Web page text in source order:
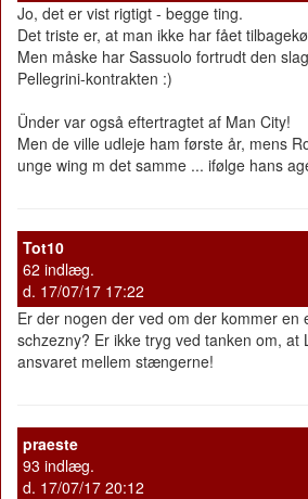
Jo, det er vist rigtigt - begge ting.
Det triste er, at man ikke har fået
Men måske har Sassuolo fortrudt den
Pellegrini-kontrakten :)
Ünder var også eftertragtet af Man City!
Men de ville udleje ham første år, mens
unge wing m det samme ... ifølge hans
Tot10
62 indlæg.
d. 17/07/17 17:22
Er der nogen der ved om der kommer en
schzezny? Er ikke tryg ved tanken om,
ansvaret mellem stængerne!
praeste
93 indlæg.
d. 17/07/17 20:12